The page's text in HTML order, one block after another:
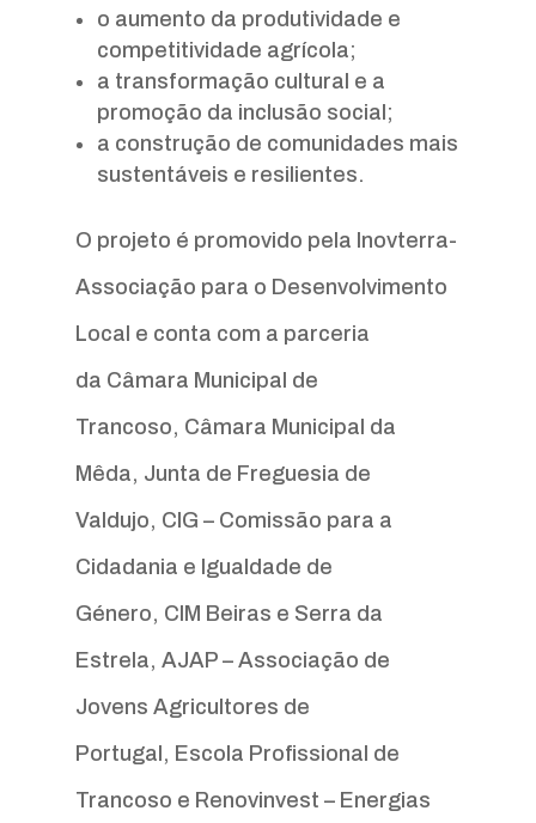
o aumento da produtividade e
competitividade agrícola;
a transformação cultural e a
promoção da inclusão social;
a construção de comunidades mais
sustentáveis e resilientes.
O projeto é promovido pela Inovterra-
Associação para o Desenvolvimento
Local e conta com a parceria
da Câmara Municipal de
Trancoso, Câmara Municipal da
Mêda, Junta de Freguesia de
Valdujo, CIG – Comissão para a
Cidadania e Igualdade de
Género, CIM Beiras e Serra da
Estrela, AJAP – Associação de
Jovens Agricultores de
Portugal, Escola Profissional de
Trancoso e Renovinvest – Energias